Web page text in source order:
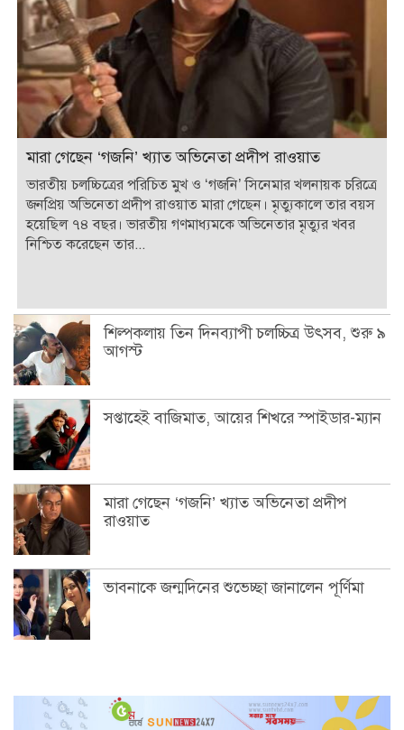
মারা গেছেন ‘গজনি’ খ্যাত অভিনেতা প্রদীপ রাওয়াত
ভারতীয় চলচ্চিত্রের পরিচিত মুখ ও ‘গজনি’ সিনেমার খলনায়ক চরিত্রে
জনপ্রিয় অভিনেতা প্রদীপ রাওয়াত মারা গেছেন। মৃত্যুকালে তার বয়স
হয়েছিল ৭৪ বছর। ভারতীয় গণমাধ্যমকে অভিনেতার মৃত্যুর খবর
নিশ্চিত করেছেন তার...
শিল্পকলায় তিন দিনব্যাপী চলচ্চিত্র উৎসব, শুরু ৯
আগস্ট
সপ্তাহেই বাজিমাত, আয়ের শিখরে স্পাইডার-ম্যান
মারা গেছেন ‘গজনি’ খ্যাত অভিনেতা প্রদীপ
রাওয়াত
ভাবনাকে জন্মদিনের শুভেচ্ছা জানালেন পূর্ণিমা